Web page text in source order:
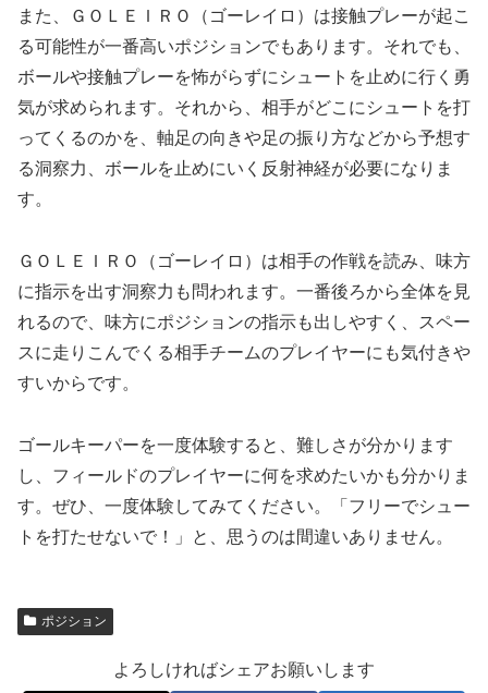
また、ＧＯＬＥＩＲＯ（ゴーレイロ）は接触プレーが起こ
る可能性が一番高いポジションでもあります。それでも、
ボールや接触プレーを怖がらずにシュートを止めに行く勇
気が求められます。それから、相手がどこにシュートを打
ってくるのかを、軸足の向きや足の振り方などから予想す
る洞察力、ボールを止めにいく反射神経が必要になりま
す。
ＧＯＬＥＩＲＯ（ゴーレイロ）は相手の作戦を読み、味方
に指示を出す洞察力も問われます。一番後ろから全体を見
れるので、味方にポジションの指示も出しやすく、スペー
スに走りこんでくる相手チームのプレイヤーにも気付きや
すいからです。
ゴールキーパーを一度体験すると、難しさが分かります
し、フィールドのプレイヤーに何を求めたいかも分かりま
す。ぜひ、一度体験してみてください。「フリーでシュー
トを打たせないで！」と、思うのは間違いありません。
ポジション
よろしければシェアお願いします